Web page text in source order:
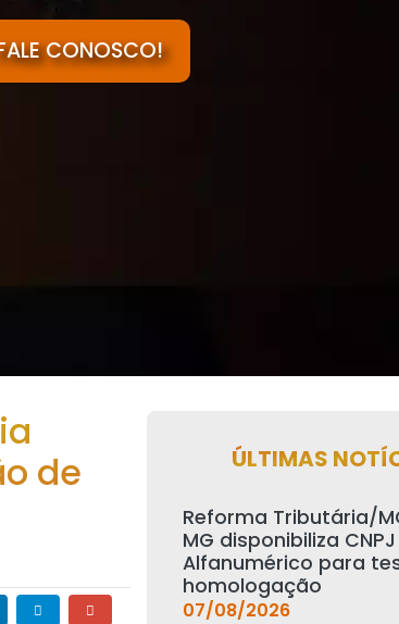
CONOSCO!
de
ÚLTIMAS
Reforma Tributária/
MG disponibiliza CNPJ
Alfanumérico para
homologação
07/08/2026